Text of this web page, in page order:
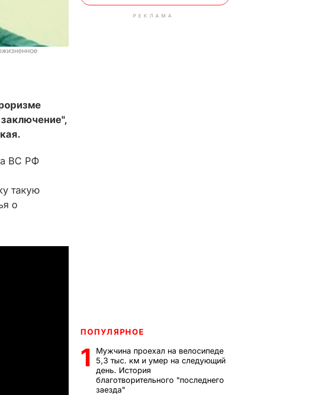
ВС РФ
такую
о
РЕКЛАМА
ПОПУЛЯРНОЕ
1
Мужчина проехал на велосипеде
5,3 тыс. км и умер на следующий
день. История
благотворительного "последнего
заезда"